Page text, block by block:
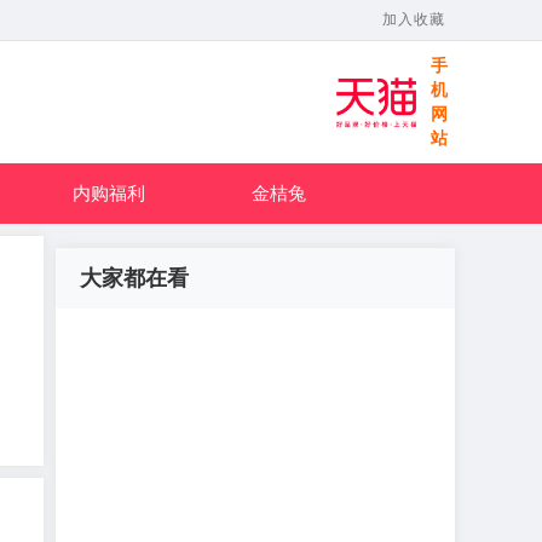
加入收藏
手
机
网
站
内购福利 金桔兔
大家都在看